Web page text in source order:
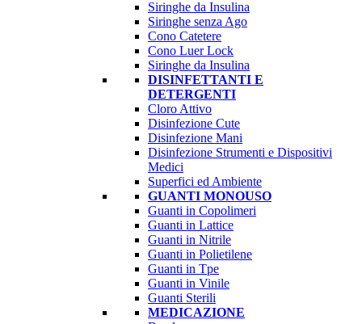
Siringhe da Insulina
Siringhe senza Ago
Cono Catetere
Cono Luer Lock
Siringhe da Insulina
DISINFETTANTI E
DETERGENTI
Cloro Attivo
Disinfezione Cute
Disinfezione Mani
Disinfezione Strumenti e Dispositivi
Medici
Superfici ed Ambiente
GUANTI MONOUSO
Guanti in Copolimeri
Guanti in Lattice
Guanti in Nitrile
Guanti in Polietilene
Guanti in Tpe
Guanti in Vinile
Guanti Sterili
MEDICAZIONE